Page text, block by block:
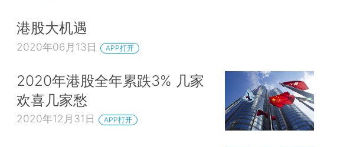
港股大机遇
2020年06月13日 APP打开
2020年港股全年累跌3% 几家
欢喜几家愁
2020年12月31日 APP打开